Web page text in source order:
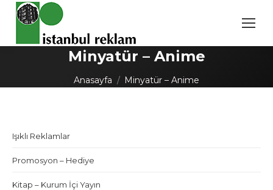
Minyatür – Anime
Anasayfa Minyatür – Anime
Işıklı Reklamlar
Promosyon – Hediye
Kitap – Kurum İçi Yayın